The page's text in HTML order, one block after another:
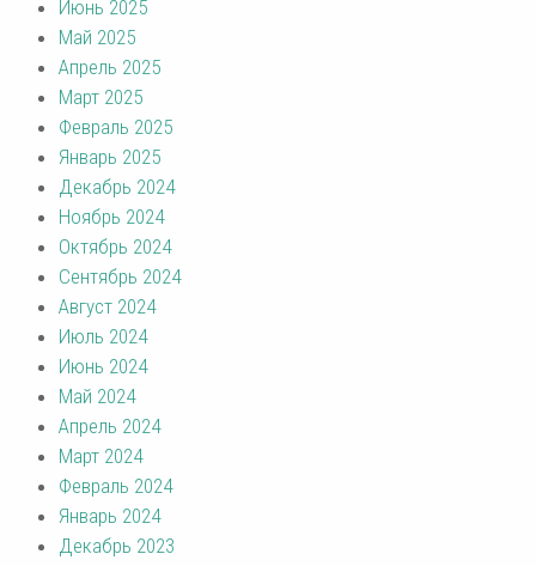
Июнь 2025
Май 2025
Апрель 2025
Март 2025
Февраль 2025
Январь 2025
Декабрь 2024
Ноябрь 2024
Октябрь 2024
Сентябрь 2024
Август 2024
Июль 2024
Июнь 2024
Май 2024
Апрель 2024
Март 2024
Февраль 2024
Январь 2024
Декабрь 2023